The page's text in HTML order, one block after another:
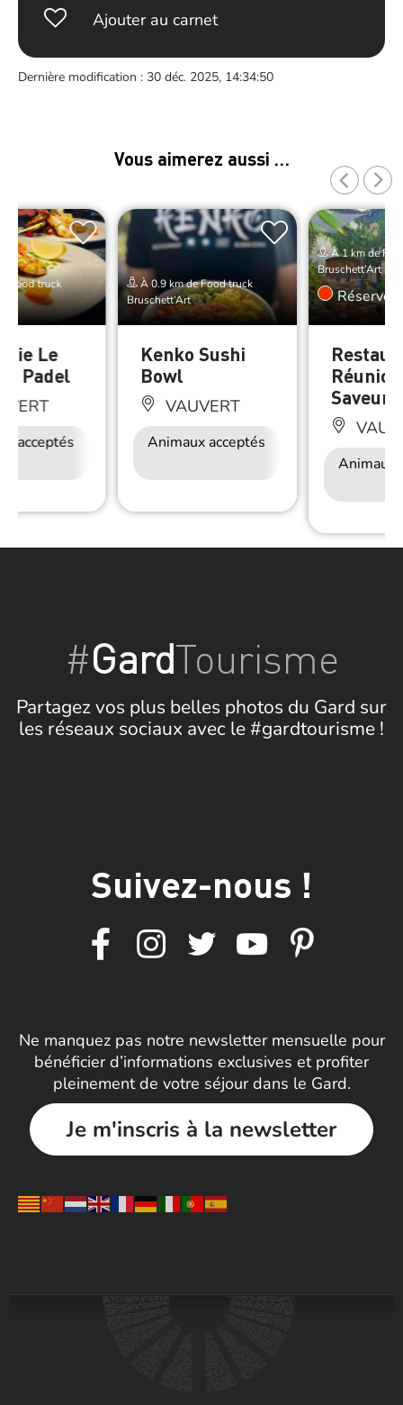
Ajouter au carnet
Dernière modification : 30 déc. 2025, 14:34:50
Vous aimerez aussi …
Food truck
Le
– Padel
acceptés
Accès Internet
Restauration
À 0.9 km de Food truck
Bruschett’Art
Kenko Sushi
Bowl
VAUVERT
Animaux acceptés
À 1 km de
Bruschett’Art
Réserver
Saveurs
Animaux
#GardTourisme
Partagez vos plus belles photos du Gard sur
les réseaux sociaux avec le #gardtourisme !
Suivez-nous !
Ne manquez pas notre newsletter mensuelle pour
bénéficier d’informations exclusives et profiter
pleinement de votre séjour dans le Gard.
Je m'inscris à la newsletter